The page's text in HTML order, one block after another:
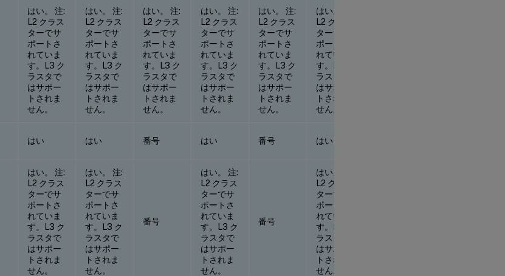
はい。 注:
L2 クラス
ターでサ
ポートさ
れていま
す。L3 ク
ラスタで
はサポー
トされま
せん。
はい。 注:
L2 クラス
ターでサ
ポートさ
れていま
す。L3 ク
ラスタで
はサポー
トされま
せん。
はい。 注:
L2 クラス
ターでサ
ポートさ
れていま
す。L3 ク
ラスタで
はサポー
トされま
せん。
はい。 注:
L2 クラス
ターでサ
ポートさ
れていま
す。L3 ク
ラスタで
はサポー
トされま
せん。
はい。 注:
L2 クラス
ターでサ
ポートさ
れていま
す。L3 ク
ラスタで
はサポー
トされま
せん。
はい。 注:
L2 クラス
ターでサ
ポートさ
れていま
す。L3 ク
ラスタで
はサポー
トされま
せん。
はい はい 番号 はい 番号 はい
はい。 注:
L2 クラス
ターでサ
ポートさ
れていま
す。L3 ク
ラスタで
はサポー
トされま
せん。
はい。 注:
L2 クラス
ターでサ
ポートさ
れていま
す。L3 ク
ラスタで
はサポー
トされま
せん。
番号
はい。 注:
L2 クラス
ターでサ
ポートさ
れていま
す。L3 ク
ラスタで
はサポー
トされま
せん。
番号
はい。 注:
L2 クラス
ターでサ
ポートさ
れていま
す。L3 ク
ラスタで
はサポー
トされま
せん。